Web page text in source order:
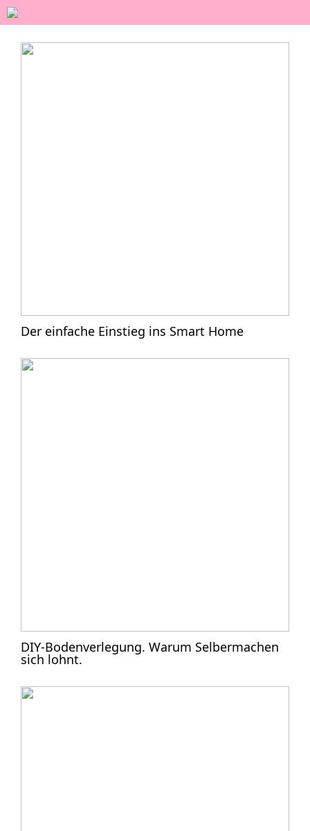
Der einfache Einstieg ins Smart Home
DIY-Bodenverlegung. Warum Selbermachen
sich lohnt.